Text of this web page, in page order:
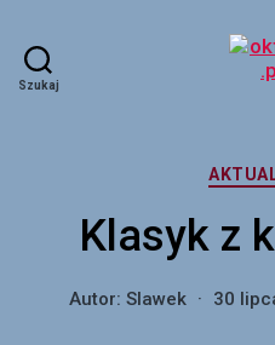
Szukaj
Klasyk z
Autor: Slawek 30